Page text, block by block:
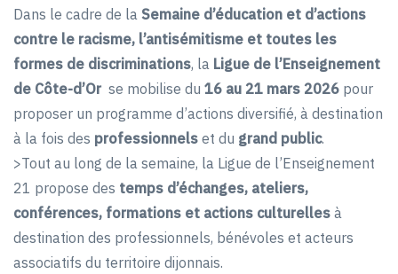
Dans le cadre de la Semaine d’éducation et d’actions
contre le racisme, l’antisémitisme et toutes les
formes de discriminations, la Ligue de l’Enseignement
de Côte-d’Or se mobilise du 16 au 21 mars 2026 pour
proposer un programme d’actions diversifié, à destination
à la fois des professionnels et du grand public.
>Tout au long de la semaine, la Ligue de l’Enseignement
21 propose des temps d’échanges, ateliers,
conférences, formations et actions culturelles à
destination des professionnels, bénévoles et acteurs
associatifs du territoire dijonnais.